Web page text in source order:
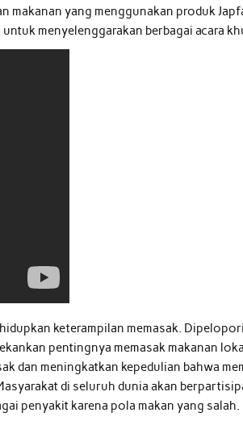
makanan yang menggunakan produk
menyelenggarakan berbagai acara
keterampilan memasak.
pentingnya memasak makanan
dan meningkatkan kepedulian bahwa
di seluruh dunia akan
penyakit karena pola makan yang salah.